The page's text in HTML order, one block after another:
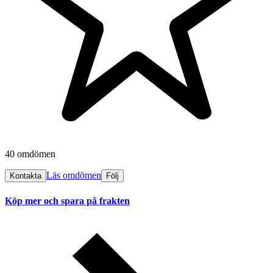
40 omdömen
Kontakta Läs omdömen Följ
Köp mer och spara på frakten